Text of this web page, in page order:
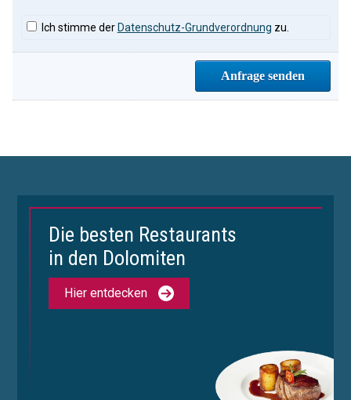
Ich stimme der Datenschutz-Grundverordnung zu.
Die besten Restaurants
in den Dolomiten
Hier entdecken